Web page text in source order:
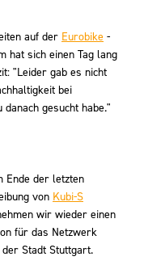
auf der Eurobike -
hat sich einen Tag lang
"Leider gab es nicht
bei
gesucht habe."
Ende der letzten
von Kubi-S
wir wieder einen
für das Netzwerk
Stadt Stuttgart.